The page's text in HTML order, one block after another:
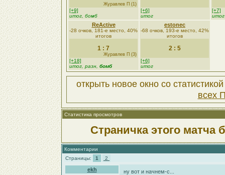
Журавлев П (1)
[+9]
итог, бомб
[+6]
итог
[+7]
итог
ReActive
-28 очков, 181-е место, 40%
итогов
1 : 7
Журавлев П (3)
[+18]
итог, разн, бомб
estonec
-68 очков, 193-е место, 42%
итогов
2 : 5
[+6]
итог
открыть новое окно со
всех
Статистика просмотров
Страничка этого матча
Комментарии
Страницы:
1 2
ekh ну вот и начнем-с...